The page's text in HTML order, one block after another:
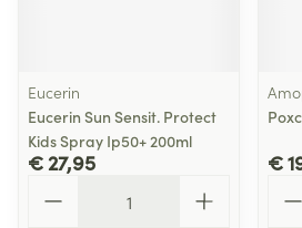
Eucerin
Eucerin Sun Sensit. Protect
Kids Spray Ip50+ 200ml
€ 27,95 €